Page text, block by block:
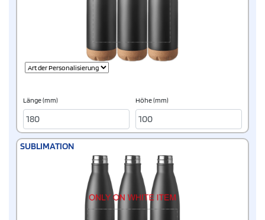
Länge (mm) Höhe (mm)
SUBLIMATION